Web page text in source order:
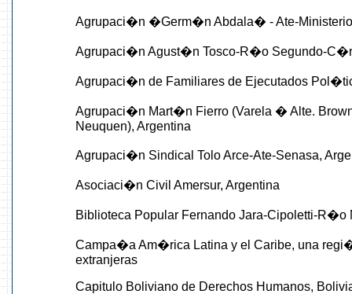
Agrupaci�n �Germ�n Abdala� - Ate-
Agrupaci�n Agust�n Tosco-R�o Segundo-
Agrupaci�n de Familiares de Ejecutados
Agrupaci�n Mart�n Fierro (Varela � Alte.
Neuquen), Argentina
Agrupaci�n Sindical Tolo Arce-Ate-Senasa,
Asociaci�n Civil Amersur, Argentina
Biblioteca Popular Fernando Jara-Cipoletti-R�o
Campa�a Am�rica Latina y el Caribe, una
extranjeras
Capitulo Boliviano de Derechos Humanos,